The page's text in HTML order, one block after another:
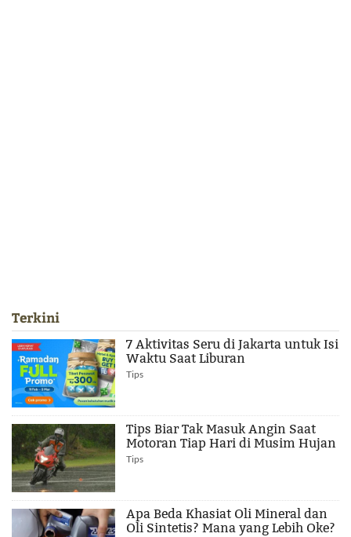
Terkini
7 Aktivitas Seru di Jakarta untuk Isi
Waktu Saat Liburan
Tips
Tips Biar Tak Masuk Angin Saat
Motoran Tiap Hari di Musim Hujan
Tips
Apa Beda Khasiat Oli Mineral dan
Oli Sintetis? Mana yang Lebih Oke?